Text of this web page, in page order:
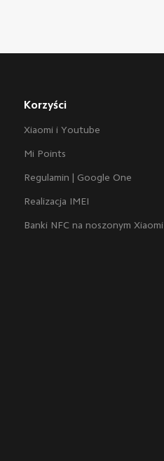
Korzyści
Xiaomi i Youtube
Mi Points
Regulamin | Google One
Realizacja IMEI
Banki NFC na noszonym Xiaomi